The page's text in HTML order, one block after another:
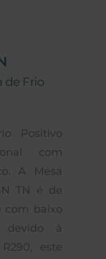
de Frio
Positivo
com
A Mesa
TN é de
com baixo
devido à
este